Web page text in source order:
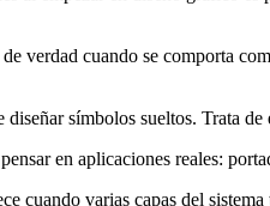
verdad cuando se comporta
diseñar símbolos sueltos. Trata
en aplicaciones reales:
cuando varias capas del